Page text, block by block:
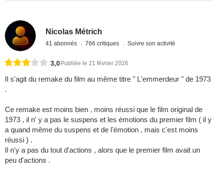
Nicolas Métrich
41 abonnés 766 critiques Suivre son activité
3,0 Publiée le 21 février 2026
Il s'agit du remake du film au même titre " L'emmerdeur " de 1973
.
Ce remake est moins bien , moins réussi que le film original de
1973 , il n' y a pas le suspens et les émotions du premier film ( il y
a quand même du suspens et de l'émotion , mais c'est moins
réussi ) .
Il n'y a pas du tout d'actions , alors que le premier film avait un
peu d'actions .